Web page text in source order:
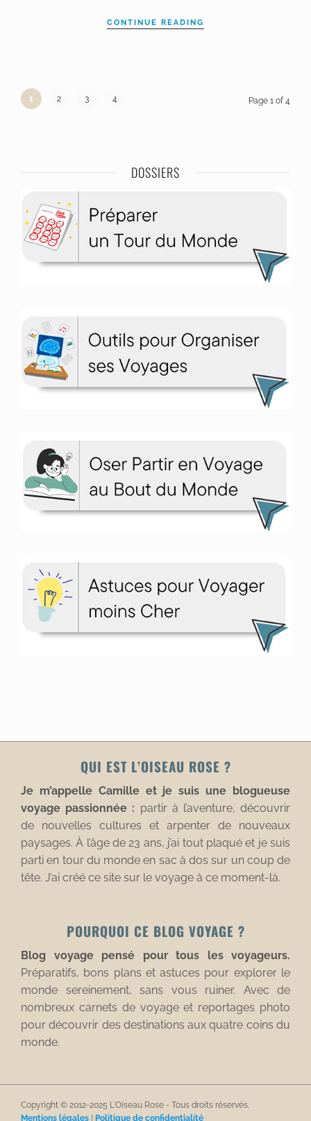
CONTINUE READING
1 2 3 4 Page 1 of 4
DOSSIERS
QUI EST L’OISEAU ROSE ?
Je m’appelle Camille et je suis une blogueuse
voyage passionnée : partir à l’aventure, découvrir
de nouvelles cultures et arpenter de nouveaux
paysages. À l’âge de 23 ans, j’ai tout plaqué et je suis
parti en tour du monde en sac à dos sur un coup de
tête. J’ai créé ce site sur le voyage à ce moment-là.
POURQUOI CE BLOG VOYAGE ?
Blog voyage pensé pour tous les voyageurs.
Préparatifs, bons plans et astuces pour explorer le
monde sereinement, sans vous ruiner. Avec de
nombreux carnets de voyage et reportages photo
pour découvrir des destinations aux quatre coins du
monde.
Copyright © 2012-2025 L'Oiseau Rose - Tous droits réservés.
Mentions légales | Politique de confidentialité